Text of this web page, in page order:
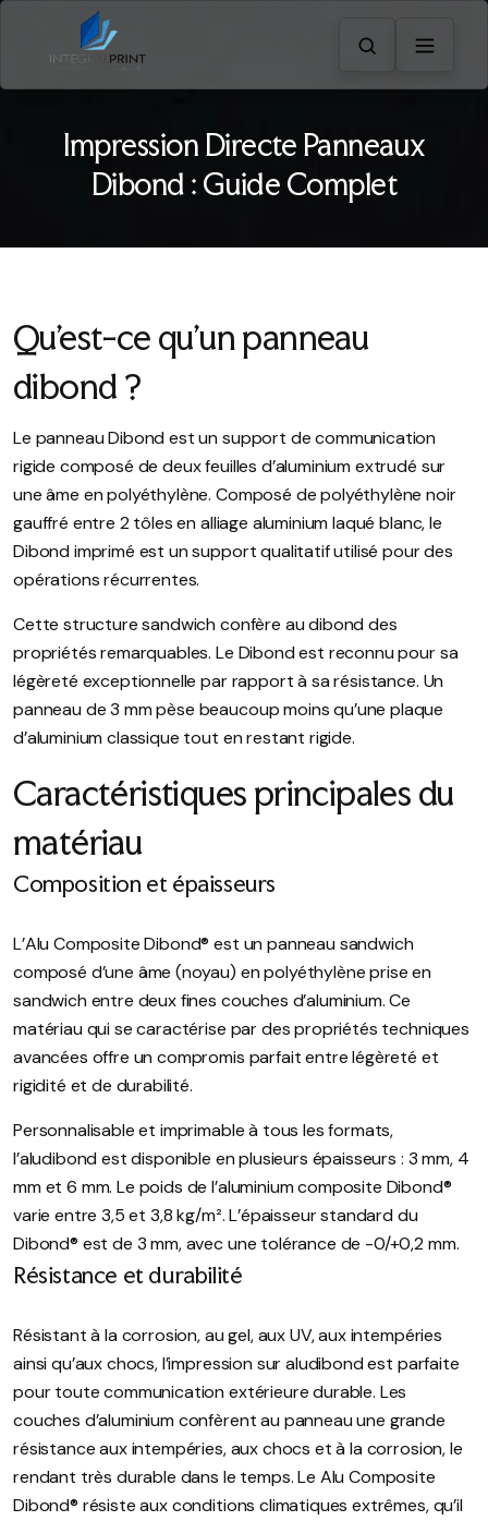
Impression Directe Panneaux
Dibond : Guide Complet
Qu’est-ce qu’un panneau
dibond ?
Le panneau Dibond est un support de communication
rigide composé de deux feuilles d’aluminium extrudé sur
une âme en polyéthylène. Composé de polyéthylène noir
gauffré entre 2 tôles en alliage aluminium laqué blanc, le
Dibond imprimé est un support qualitatif utilisé pour des
opérations récurrentes.
Cette structure sandwich confère au dibond des
propriétés remarquables. Le Dibond est reconnu pour sa
légèreté exceptionnelle par rapport à sa résistance. Un
panneau de 3 mm pèse beaucoup moins qu’une plaque
d’aluminium classique tout en restant rigide.
Caractéristiques principales du
matériau
Composition et épaisseurs
L’Alu Composite Dibond® est un panneau sandwich
composé d’une âme (noyau) en polyéthylène prise en
sandwich entre deux fines couches d’aluminium. Ce
matériau qui se caractérise par des propriétés techniques
avancées offre un compromis parfait entre légèreté et
rigidité et de durabilité.
Personnalisable et imprimable à tous les formats,
l’aludibond est disponible en plusieurs épaisseurs : 3 mm, 4
mm et 6 mm. Le poids de l’aluminium composite Dibond®
varie entre 3,5 et 3,8 kg/m². L’épaisseur standard du
Dibond® est de 3 mm, avec une tolérance de -0/+0,2 mm.
Résistance et durabilité
Résistant à la corrosion, au gel, aux UV, aux intempéries
ainsi qu’aux chocs, l’impression sur aludibond est parfaite
pour toute communication extérieure durable. Les
couches d’aluminium confèrent au panneau une grande
résistance aux intempéries, aux chocs et à la corrosion, le
rendant très durable dans le temps. Le Alu Composite
Dibond® résiste aux conditions climatiques extrêmes, qu’il